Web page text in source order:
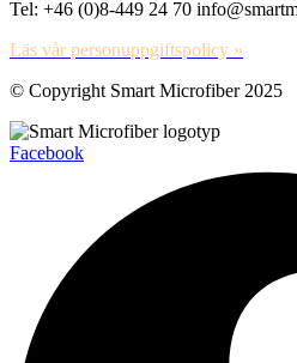
Tel: +46 (0)8-449 24 70
Läs vår personuppgiftspolicy »
© Copyright Smart Microfiber 2025
Facebook